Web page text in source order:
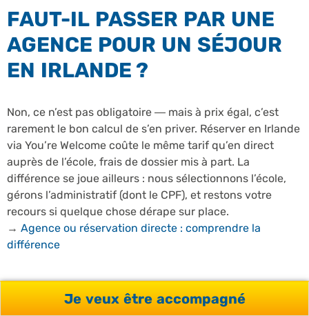
FAUT-IL PASSER PAR UNE
AGENCE POUR UN SÉJOUR
EN IRLANDE ?
Non, ce n’est pas obligatoire — mais à prix égal, c’est
rarement le bon calcul de s’en priver. Réserver en Irlande
via You’re Welcome coûte le même tarif qu’en direct
auprès de l’école, frais de dossier mis à part. La
différence se joue ailleurs : nous sélectionnons l’école,
gérons l’administratif (dont le CPF), et restons votre
recours si quelque chose dérape sur place.
→ Agence ou réservation directe : comprendre la
différence
LE VRAI ENJEU : LES « 4 R »
Je veux être accompagné